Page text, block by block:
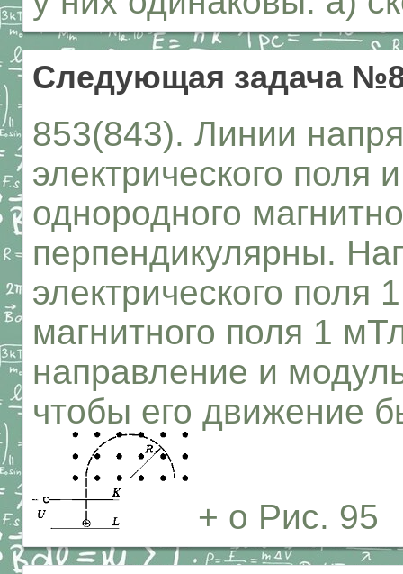
Следующая задача
853(843). Линии
электрического поля
однородного
перпендикулярны.
электрического поля
магнитного поля 1
направление и
чтобы его движение
+ о Рис. 95